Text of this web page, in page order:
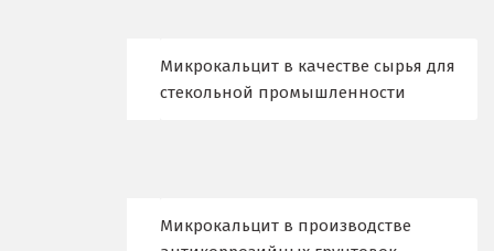
Микрокальцит в качестве сырья для
стекольной промышленности
Микрокальцит в производстве